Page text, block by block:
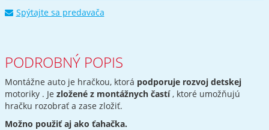
Spýtajte sa predavača
PODROBNÝ POPIS
Montážne auto je hračkou, ktorá podporuje rozvoj detskej
motoriky . Je zložené z montážnych častí, ktoré umožňujú
hračku rozobrať a zase zložiť.
Možno použiť aj ako ťahačka.